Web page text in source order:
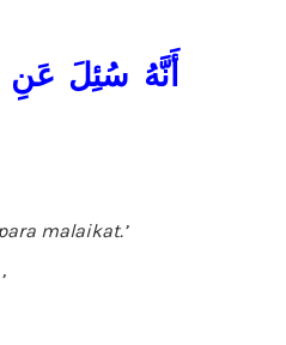
أَنَّهُ سُئِلَ عَنِ
malaikat.’
’